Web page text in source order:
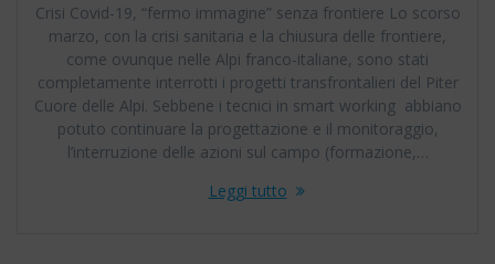
Crisi Covid-19, “fermo immagine” senza frontiere Lo scorso
marzo, con la crisi sanitaria e la chiusura delle frontiere,
come ovunque nelle Alpi franco-italiane, sono stati
completamente interrotti i progetti transfrontalieri del Piter
Cuore delle Alpi. Sebbene i tecnici in smart working abbiano
potuto continuare la progettazione e il monitoraggio,
l’interruzione delle azioni sul campo (formazione,…
Leggi tutto